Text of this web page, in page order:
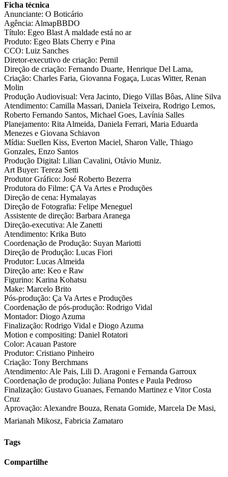
Ficha técnica
Anunciante: O Boticário
Agência: AlmapBBDO
Título: Egeo Blast A maldade está no ar
Produto: Egeo Blats Cherry e Pina
CCO: Luiz Sanches
Diretor-executivo de criação: Pernil
Direção de criação: Fernando Duarte, Henrique Del Lama,
Criação: Charles Faria, Giovanna Fogaça, Lucas Witter, Renan
Molin
Produção Audiovisual: Vera Jacinto, Diego Villas Bôas, Aline Silva
Atendimento: Camilla Massari, Daniela Teixeira, Rodrigo Lemos,
Roberto Fernando Santos, Michael Goes, Lavínia Salles
Planejamento: Rita Almeida, Daniela Ferrari, Maria Eduarda
Menezes e Giovana Schiavon
Mídia: Suellen Kiss, Everton Maciel, Sharon Valle, Thiago
Gonzales, Enzo Santos
Produção Digital: Lilian Cavalini, Otávio Muniz.
Art Buyer: Tereza Setti
Produtor Gráfico: José Roberto Bezerra
Produtora do Filme: ÇA Va Artes e Produções
Direção de cena: Hymalayas
Direção de Fotografia: Felipe Meneguel
Assistente de direção: Barbara Aranega
Direção-executiva: Ale Zanetti
Atendimento: Krika Buto
Coordenação de Produção: Suyan Mariotti
Direção de Produção: Lucas Fiori
Produtor: Lucas Almeida
Direção arte: Keo e Raw
Figurino: Karina Kohatsu
Make: Marcelo Brito
Pós-produção: Ça Va Artes e Produções
Coordenação de pós-produção: Rodrigo Vidal
Montador: Diogo Azuma
Finalização: Rodrigo Vidal e Diogo Azuma
Motion e compositing: Daniel Rotatori
Color: Acauan Pastore
Produtor: Cristiano Pinheiro
Criação: Tony Berchmans
Atendimento: Ale Pais, Lili D. Aragoni e Fernanda Garroux
Coordenação de produção: Juliana Pontes e Paula Pedroso
Finalização: Gustavo Guanaes, Fernando Martinez e Vitor Costa
Cruz
Aprovação: Alexandre Bouza, Renata Gomide, Marcela De Masi,
Marianah Mikosz, Fabricia Zamataro
Tags
Compartilhe